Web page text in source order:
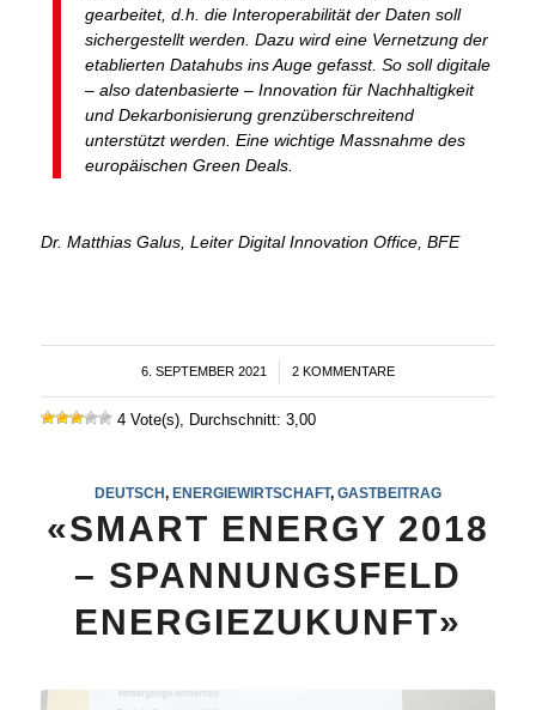
gearbeitet, d.h. die Interoperabilität der Daten soll
sichergestellt werden. Dazu wird eine Vernetzung der
etablierten Datahubs ins Auge gefasst. So soll digitale
– also datenbasierte – Innovation für Nachhaltigkeit
und Dekarbonisierung grenzüberschreitend
unterstützt werden. Eine wichtige Massnahme des
europäischen Green Deals.
Dr. Matthias Galus, Leiter Digital Innovation Office, BFE
6. SEPTEMBER 2021
/ 2 KOMMENTARE
4 Vote(s), Durchschnitt: 3,00
DEUTSCH, ENERGIEWIRTSCHAFT, GASTBEITRAG
«SMART ENERGY 2018
– SPANNUNGSFELD
ENERGIEZUKUNFT»